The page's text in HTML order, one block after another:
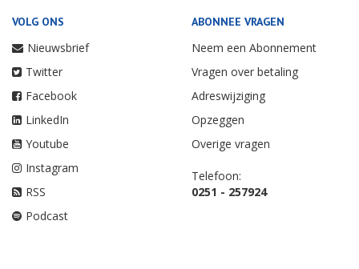
VOLG ONS
Nieuwsbrief
Twitter
Facebook
LinkedIn
Youtube
Instagram
RSS
Podcast
ABONNEE VRAGEN
Neem een Abonnement
Vragen over betaling
Adreswijziging
Opzeggen
Overige vragen
Telefoon:
0251 - 257924